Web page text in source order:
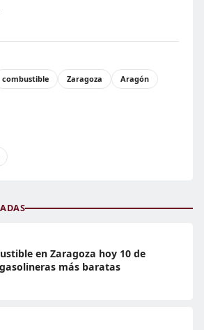
combustible Zaragoza
Aragón
en Zaragoza hoy 10 de
más baratas